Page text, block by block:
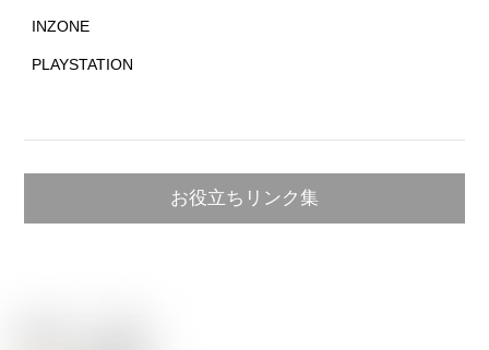
INZONE
PLAYSTATION
お役立ちリンク集